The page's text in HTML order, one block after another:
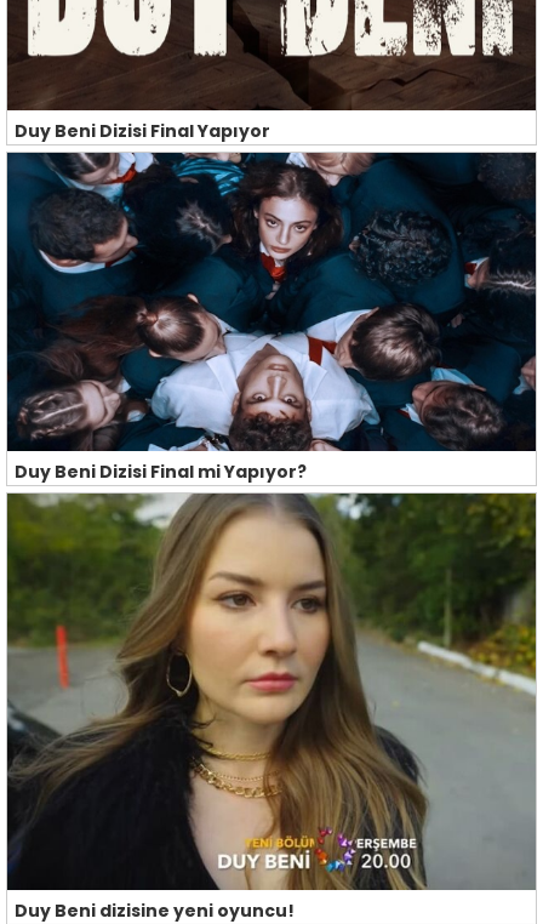
Duy Beni Dizisi Final Yapıyor
Duy Beni Dizisi Final mi Yapıyor?
Duy Beni dizisine yeni oyuncu!